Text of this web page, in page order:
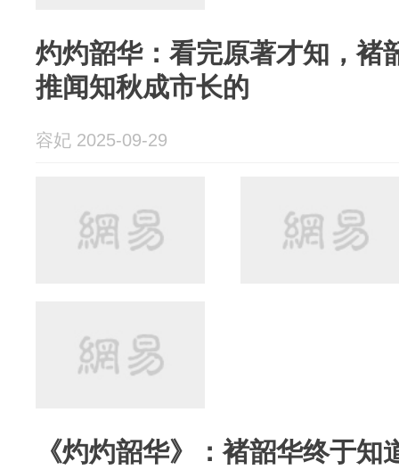
灼灼韶华：看完原著才知，褚
推闻知秋成市长的
容妃 2025-09-29
《灼灼韶华》：褚韶华终于